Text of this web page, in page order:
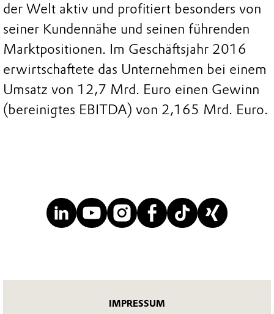
der Welt aktiv und profitiert besonders von
seiner Kundennähe und seinen führenden
Marktpositionen. Im Geschäftsjahr 2016
erwirtschaftete das Unternehmen bei einem
Umsatz von 12,7 Mrd. Euro einen Gewinn
(bereinigtes EBITDA) von 2,165 Mrd. Euro.
IMPRESSUM